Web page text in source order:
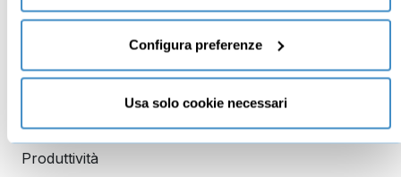
Configura preferenze
Usa solo cookie necessari
Vendita
Leadership
Business management
Marketing
Produttività
Google
Data analyst